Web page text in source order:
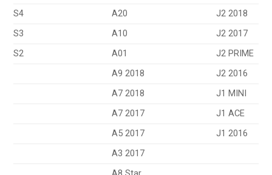
S4
A20
J2 2018
S3
A10
J2 2017
S2
A01
J2 PRIME
A9 2018
J2 2016
A7 2018
J1 MINI
A7 2017
J1 ACE
A5 2017
J1 2016
A3 2017